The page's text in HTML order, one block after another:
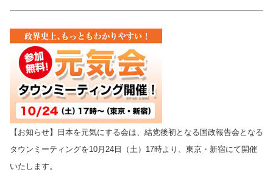
【お知らせ】日本を元気にする会は、結党後初となる国政報告会となる
タウンミーティングを10月24日（土）17時より、東京・新宿にて開催
いたします。